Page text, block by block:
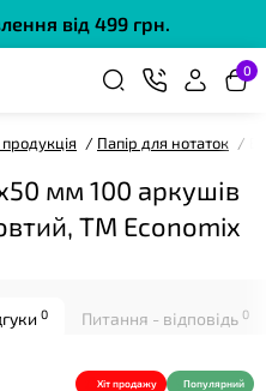
від 499 грн.
0
Папір для нотаток
мм 100 аркушів
ТМ Economix
0 Питання - відповідь 0
Хіт продажу Популярний